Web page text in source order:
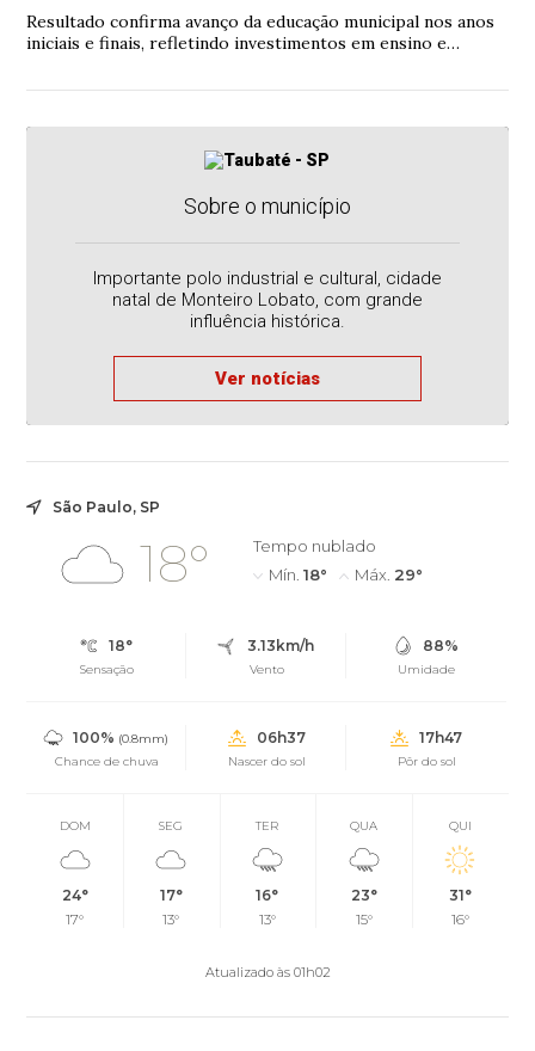
Resultado confirma avanço da educação municipal nos anos
iniciais e finais, refletindo investimentos em ensino e
Sobre o município
Importante polo industrial e cultural, cidade
natal de Monteiro Lobato, com grande
influência histórica.
Ver notícias
São Paulo, SP
18°
Tempo nublado
Mín. 18° Máx. 29°
18°
Sensação
3.13km/h
Vento
88%
Umidade
100% (0.8mm)
Chance de chuva
06h37
Nascer do sol
17h47
Pôr do sol
DOM
24°
17°
SEG
17°
13°
TER
16°
13°
QUA
23°
15°
QUI
31°
16°
Atualizado às 01h02